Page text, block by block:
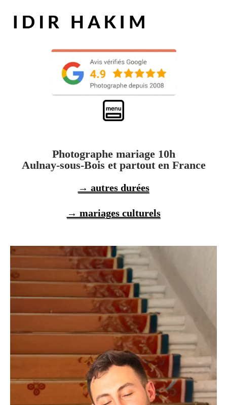
Photographe mariage 10h
Aulnay-sous-Bois et partout en France
→ autres durées
→ mariages culturels